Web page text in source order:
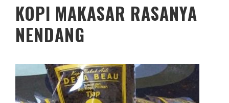
KOPI MAKASAR RASANYA
NENDANG